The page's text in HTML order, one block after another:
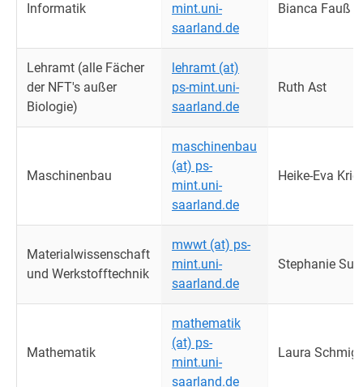
Informatik
mint.uni-
saarland.de
Bianca Fauß
Lehramt (alle Fächer
der NFT's außer
Biologie)
lehramt (at)
ps-mint.uni-
saarland.de
Ruth Ast
Maschinenbau
maschinenbau
(at) ps-
mint.uni-
saarland.de
Heike-Eva
Materialwissenschaft
und Werkstofftechnik
mwwt (at) ps-
mint.uni-
saarland.de
Stephanie
Mathematik
mathematik
(at) ps-
mint.uni-
saarland.de
Laura